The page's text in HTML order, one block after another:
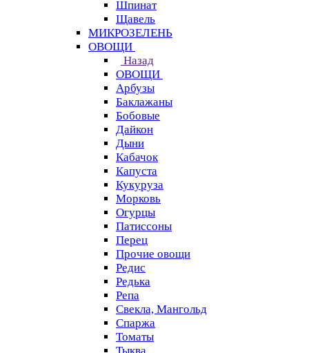
Шпинат
Щавель
МИКРОЗЕЛЕНЬ
ОВОЩИ
Назад
ОВОЩИ
Арбузы
Баклажаны
Бобовые
Дайкон
Дыни
Кабачок
Капуста
Кукуруза
Морковь
Огурцы
Патиссоны
Перец
Прочие овощи
Редис
Редька
Репа
Свекла, Мангольд
Спаржа
Томаты